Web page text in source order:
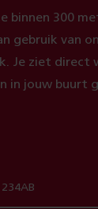
binnen 300
gebruik van
Je ziet direct
in jouw buurt